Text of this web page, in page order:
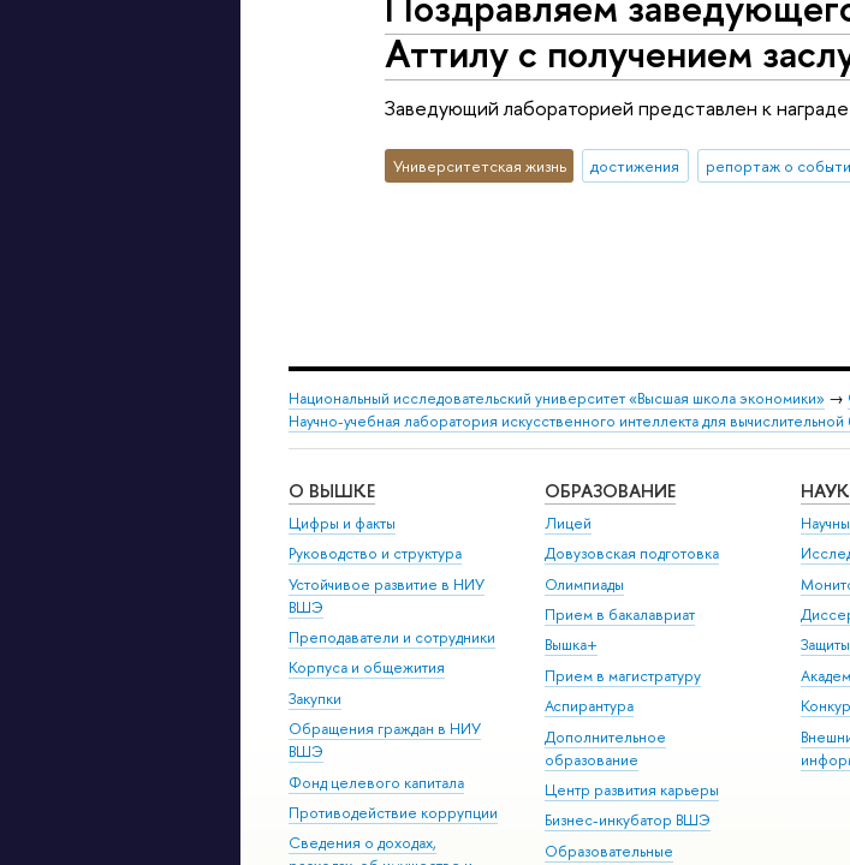
Аттилу с получением
Заведующий лабораторией представлен к
Университетская жизнь достижения репортаж о
Национальный исследовательский университет «Высшая школа экономики» →
Научно-учебная лаборатория искусственного интеллекта для
О ВЫШКЕ
Цифры и факты
Руководство и структура
Устойчивое развитие в НИУ
ВШЭ
Преподаватели и сотрудники
Корпуса и общежития
Закупки
Обращения граждан в НИУ
ВШЭ
Фонд целевого капитала
Противодействие коррупции
Сведения о доходах,
ОБРАЗОВАНИЕ
Лицей
Довузовская подготовка
Олимпиады
Прием в бакалавриат
Вышка+
Прием в магистратуру
Аспирантура
Дополнительное
образование
Центр развития карьеры
Бизнес-инкубатор ВШЭ
Образовательные